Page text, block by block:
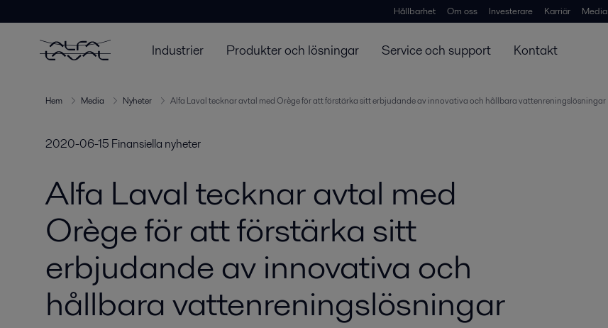
Hållbarhet Om oss Investerare Karriär Media
Industrier Produkter och lösningar Service och support Kontakt
Hem Media Nyheter Alfa Laval tecknar avtal med Orège för att förstärka sitt erbjudande av innovativa och hållbara vatten­reningslösningar
2020-06-15 Finansiella nyheter
Alfa Laval tecknar avtal med
Orège för att förstärka sitt
erbjudande av innovativa och
hållbara vatten­reningslösningar